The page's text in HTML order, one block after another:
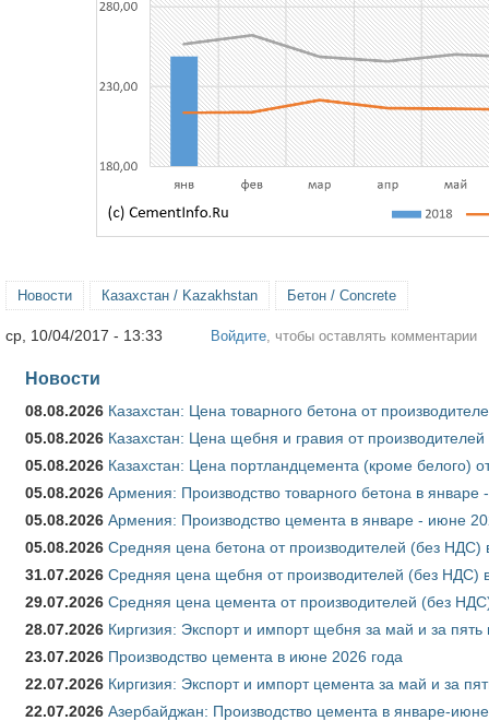
Новости Казахстан / Kazakhstan Бетон / Concrete
ср, 10/04/2017 - 13:33 Войдите , чтобы оставлять комментарии
Новости
08.08.2026 Казахстан: Цена товарного бетона от
05.08.2026 Казахстан: Цена щебня и гравия от
05.08.2026 Казахстан: Цена портландцемента (кроме белого)
05.08.2026 Армения: Производство товарного бетона в январе
05.08.2026 Армения: Производство цемента в январе - июне
05.08.2026 Средняя цена бетона от производителей (без НДС)
31.07.2026 Средняя цена щебня от производителей (без НДС)
29.07.2026 Средняя цена цемента от производителей (без
28.07.2026 Киргизия: Экспорт и импорт щебня за май и за
23.07.2026 Производство цемента в июне 2026 года
22.07.2026 Киргизия: Экспорт и импорт цемента за май и за
22.07.2026 Азербайджан: Производство цемента в январе-